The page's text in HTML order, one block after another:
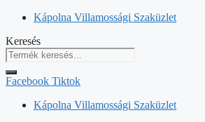
Kilépés
tartalomba
Kápolna Villamossági Szaküzlet
Keresés
Facebook Tiktok
Kápolna Villamossági Szaküzlet